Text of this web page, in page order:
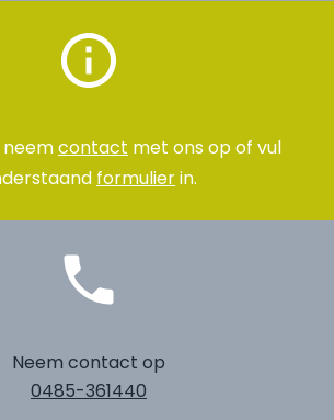
contact met ons op of vul
formulierin.
Neem contact op
0485-361440